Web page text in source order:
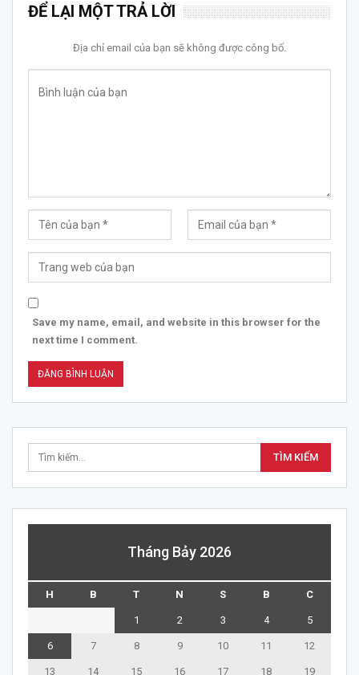
ĐỂ LẠI MỘT TRẢ LỜI
Địa chỉ email của bạn sẽ không được công bố.
Save my name, email, and website in this browser for the
next time I comment.
Tháng Bảy 2026
H B T N S B C
1 2 3 4 5
6 7 8 9 10 11 12
13 14 15 16 17 18 19